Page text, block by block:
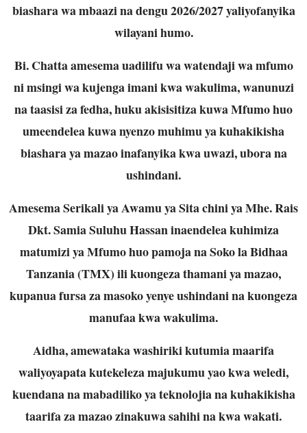
biashara wa mbaazi na dengu 2026/2027 yaliyofanyika
wilayani humo.
Bi. Chatta amesema uadilifu wa watendaji wa mfumo
ni msingi wa kujenga imani kwa wakulima, wanunuzi
na taasisi za fedha, huku akisisitiza kuwa Mfumo huo
umeendelea kuwa nyenzo muhimu ya kuhakikisha
biashara ya mazao inafanyika kwa uwazi, ubora na
ushindani.
Amesema Serikali ya Awamu ya Sita chini ya Mhe. Rais
Dkt. Samia Suluhu Hassan inaendelea kuhimiza
matumizi ya Mfumo huo pamoja na Soko la Bidhaa
Tanzania (TMX) ili kuongeza thamani ya mazao,
kupanua fursa za masoko yenye ushindani na kuongeza
manufaa kwa wakulima.
Aidha, amewataka washiriki kutumia maarifa
waliyoyapata kutekeleza majukumu yao kwa weledi,
kuendana na mabadiliko ya teknolojia na kuhakikisha
taarifa za mazao zinakuwa sahihi na kwa wakati.